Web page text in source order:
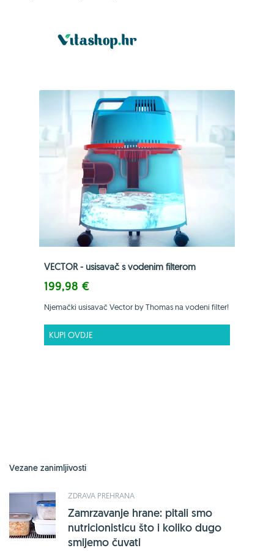
VECTOR - usisavač s vodenim filterom
199,98 €
Njemački usisavač Vector by Thomas na vodeni filter!
KUPI OVDJE
Vezane zanimljivosti
ZDRAVA PREHRANA
Zamrzavanje hrane: pitali smo
nutricionisticu što i koliko dugo
smijemo čuvati